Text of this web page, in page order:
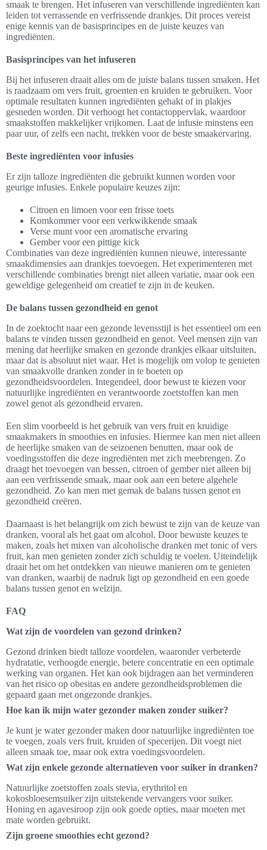
smaak te brengen. Het infuseren van verschillende ingrediënten kan
leiden tot verrassende en verfrissende drankjes. Dit proces vereist
enige kennis van de basisprincipes en de juiste keuzes van
ingrediënten.
Basisprincipes van het infuseren
Bij het infuseren draait alles om de juiste balans tussen smaken. Het
is raadzaam om vers fruit, groenten en kruiden te gebruiken. Voor
optimale resultaten kunnen ingrediënten gehakt of in plakjes
gesneden worden. Dit verhoogt het contactoppervlak, waardoor
smaakstoffen makkelijker vrijkomen. Laat de infusie minstens een
paar uur, of zelfs een nacht, trekken voor de beste smaakervaring.
Beste ingrediënten voor infusies
Er zijn talloze ingrediënten die gebruikt kunnen worden voor
geurige infusies. Enkele populaire keuzes zijn:
Citroen en limoen voor een frisse toets
Komkommer voor een verkwikkende smaak
Verse munt voor een aromatische ervaring
Gember voor een pittige kick
Combinaties van deze ingrediënten kunnen nieuwe, interessante
smaakdimensies aan drankjes toevoegen. Het experimenteren met
verschillende combinaties brengt niet alleen variatie, maar ook een
geweldige gelegenheid om creatief te zijn in de keuken.
De balans tussen gezondheid en genot
In de zoektocht naar een gezonde levensstijl is het essentieel om een
balans te vinden tussen gezondheid en genot. Veel mensen zijn van
mening dat heerlijke smaken en gezonde drankjes elkaar uitsluiten,
maar dat is absoluut niet waar. Het is mogelijk om volop te genieten
van smaakvolle dranken zonder in te boeten op
gezondheidsvoordelen. Integendeel, door bewust te kiezen voor
natuurlijke ingrediënten en verantwoorde zoetstoffen kan men
zowel genot als gezondheid ervaren.
Een slim voorbeeld is het gebruik van vers fruit en kruidige
smaakmakers in smoothies en infusies. Hiermee kan men niet alleen
de heerlijke smaken van de seizoenen benutten, maar ook de
voedingsstoffen die deze ingrediënten met zich meebrengen. Zo
draagt het toevoegen van bessen, citroen of gember niet alleen bij
aan een verfrissende smaak, maar ook aan een betere algehele
gezondheid. Zo kan men met gemak de balans tussen genot en
gezondheid creëren.
Daarnaast is het belangrijk om zich bewust te zijn van de keuze van
dranken, vooral als het gaat om alcohol. Door bewuste keuzes te
maken, zoals het mixen van alcoholische dranken met tonic of vers
fruit, kan men genieten zonder zich schuldig te voelen. Uiteindelijk
draait het om het ontdekken van nieuwe manieren om te genieten
van dranken, waarbij de nadruk ligt op gezondheid en een goede
balans tussen genot en welzijn.
FAQ
Wat zijn de voordelen van gezond drinken?
Gezond drinken biedt talloze voordelen, waaronder verbeterde
hydratatie, verhoogde energie, betere concentratie en een optimale
werking van organen. Het kan ook bijdragen aan het verminderen
van het risico op obesitas en andere gezondheidsproblemen die
gepaard gaan met ongezonde drankjes.
Hoe kan ik mijn water gezonder maken zonder suiker?
Je kunt je water gezonder maken door natuurlijke ingrediënten toe
te voegen, zoals vers fruit, kruiden of specerijen. Dit voegt niet
alleen smaak toe, maar ook extra voedingsvoordelen.
Wat zijn enkele gezonde alternatieven voor suiker in dranken?
Natuurlijke zoetstoffen zoals stevia, erythritol en
kokosbloesemsuiker zijn uitstekende vervangers voor suiker.
Honing en agavesiroop zijn ook goede opties, maar moeten met
mate worden gebruikt.
Zijn groene smoothies echt gezond?